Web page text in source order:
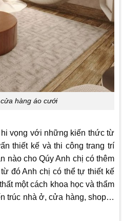
hàng áo cưới
vọng với những kiến thức từ
thiết kế và thi công trang trí
nào cho Qúy Anh chị có thêm
đó Anh chị có thể tự thiết kế
một cách khoa học và thẩm
trúc nhà ở, cửa hàng, shop…